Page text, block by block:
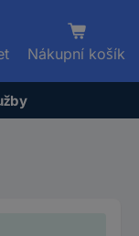
Nákupní košík